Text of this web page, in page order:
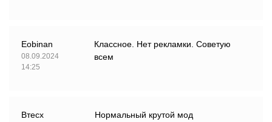
Eobinan
08.09.2024
14:25
Классное. Нет рекламки. Советую
всем
Втесх Нормальный крутой мод